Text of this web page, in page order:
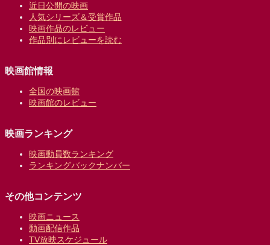
近日公開の映画
人気シリーズ＆受賞作品
映画作品のレビュー
作品別にレビューを読む
映画館情報
全国の映画館
映画館のレビュー
映画ランキング
映画動員数ランキング
ランキングバックナンバー
その他コンテンツ
映画ニュース
動画配信作品
TV放映スケジュール